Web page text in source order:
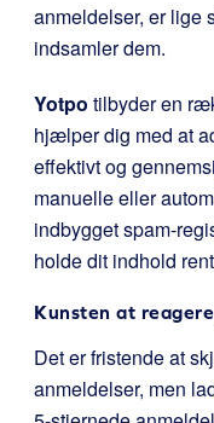
anmeldelser, er lige
indsamler dem.
Yotpo tilbyder en
hjælper dig med at
effektivt og
manuelle eller
indbygget spam-
holde dit indhold
Kunsten at
Det er fristende at
anmeldelser, men